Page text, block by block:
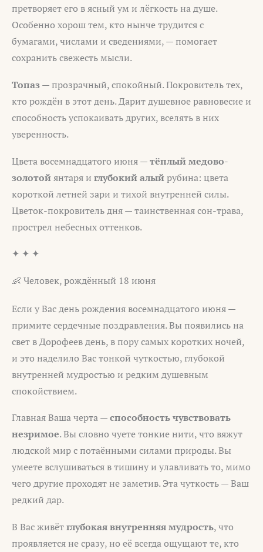
претворяет его в ясный ум и лёгкость на душе.
Особенно хорош тем, кто нынче трудится с
бумагами, числами и сведениями, — помогает
сохранить свежесть мысли.
Топаз— прозрачный, спокойный. Покровитель тех,
кто рождён в этот день. Дарит душевное равновесие и
способность успокаивать других, вселять в них
уверенность.
Цвета восемнадцатого июня —тёплый медово-
золотойянтаря и глубокий алыйрубина: цвета
короткой летней зари и тихой внутренней силы.
Цветок-покровитель дня — таинственная сон-трава,
прострел небесных оттенков.
✦ ✦ ✦
👶 Человек, рождённый 18 июня
Если у Вас день рождения восемнадцатого июня —
примите сердечные поздравления. Вы появились на
свет в Дорофеев день, в пору самых коротких ночей,
и это наделило Вас тонкой чуткостью, глубокой
внутренней мудростью и редким душевным
спокойствием.
Главная Ваша черта —способность чувствовать
незримое. Вы словно чуете тонкие нити, что вяжут
людской мир с потаёнными силами природы. Вы
умеете вслушиваться в тишину и улавливать то, мимо
чего другие проходят не заметив. Эта чуткость — Ваш
редкий дар.
В Вас живётглубокая внутренняя мудрость, что
проявляется не сразу, но её всегда ощущают те, кто